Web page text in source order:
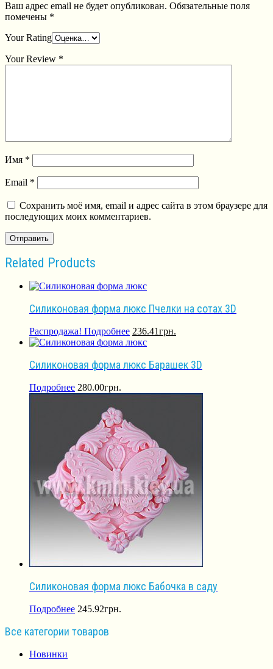
Ваш адрес email не будет опубликован. Обязательные поля
помечены *
Your Rating
Your Review *
Имя *
Email *
Сохранить моё имя, email и адрес сайта в этом браузере для
последующих моих комментариев.
Related Products
Силиконовая форма люкс Пчелки на сотах 3D
Распродажа! Подробнее 236.41грн.
Силиконовая форма люкс Барашек 3D
Подробнее 280.00грн.
Силиконовая форма люкс Бабочка в саду
Подробнее 245.92грн.
Все категории товаров
Новинки